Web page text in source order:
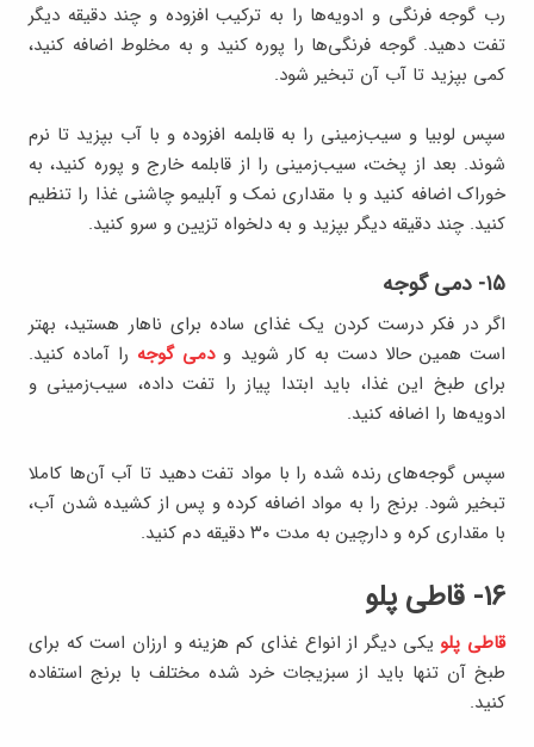
رب گوجه فرنگی و ادویه‌ها را به ترکیب افزوده و چند دقیقه دیگر
تفت دهید. گوجه فرنگی‌ها را پوره کنید و به مخلوط اضافه کنید،
کمی بپزید تا آب آن تبخیر شود.
سپس لوبیا و سیب‌زمینی را به قابلمه افزوده و با آب بپزید تا نرم
شوند. بعد از پخت، سیب‌زمینی را از قابلمه خارج و پوره کنید، به
خوراک اضافه کنید و با مقداری نمک و آبلیمو چاشنی غذا را تنظیم
کنید. چند دقیقه دیگر بپزید و به دلخواه تزیین و سرو کنید.
۱۵- دمی گوجه
اگر در فکر درست کردن یک غذای ساده برای ناهار هستید، بهتر
است همین حالا دست به کار شوید ودمی گوجه را آماده کنید.
برای طبخ این غذا، باید ابتدا پیاز را تفت داده، سیب‌زمینی و
ادویه‌ها را اضافه کنید.
سپس گوجه‌های رنده شده را با مواد تفت دهید تا آب آن‌ها کاملا
تبخیر شود. برنج را به مواد اضافه کرده و پس از کشیده شدن آب،
با مقداری کره و دارچین به مدت ۳۰ دقیقه دم کنید.
۱۶- قاطی پلو
قاطی پلویکی دیگر از انواع غذای کم هزینه و ارزان است که برای
طبخ آن تنها باید از سبزیجات خرد شده مختلف با برنج استفاده
کنید.